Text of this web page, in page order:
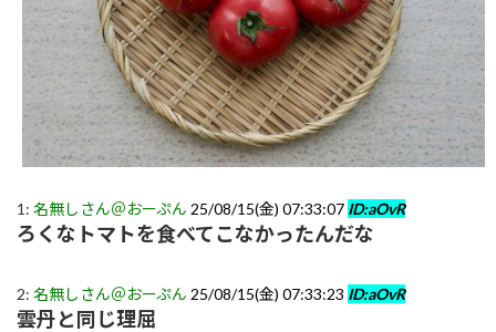
1: 名無しさん＠おーぷん 25/08/15(金) 07:33:07 ID:aOvR
ろくなトマトを食べてこなかったんだな
2: 名無しさん＠おーぷん 25/08/15(金) 07:33:23 ID:aOvR
雲丹と同じ理屈